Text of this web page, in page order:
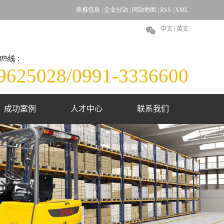
热推信息 企业分站 网站地图 RSS XML
中文 | 英文
0991-3336600
成功案例 人才中心 联系我们